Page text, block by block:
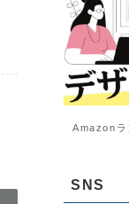
Amazonラ
SNS